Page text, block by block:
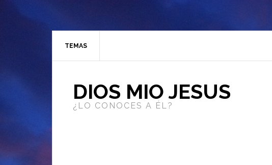
TEMAS
DIOS MIO JESUS
¿LO CONOCES A ÉL?